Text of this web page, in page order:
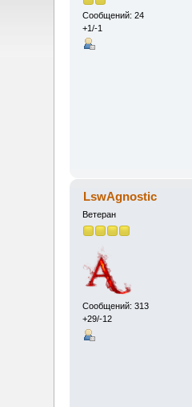
Сообщений: 24
+1/-1
LswAgnostic
Ветеран
Сообщений: 313
+29/-12